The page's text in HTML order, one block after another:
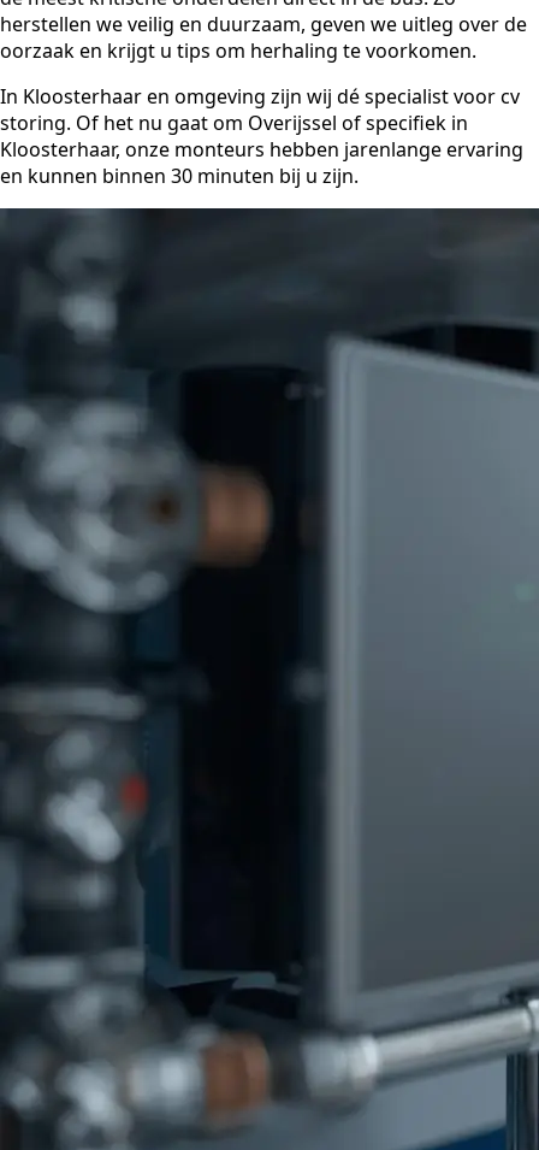
herstellen we veilig en duurzaam, geven we uitleg over de
oorzaak en krijgt u tips om herhaling te voorkomen.
In Kloosterhaar en omgeving zijn wij dé specialist voor cv
storing. Of het nu gaat om Overijssel of specifiek in
Kloosterhaar, onze monteurs hebben jarenlange ervaring
en kunnen binnen 30 minuten bij u zijn.